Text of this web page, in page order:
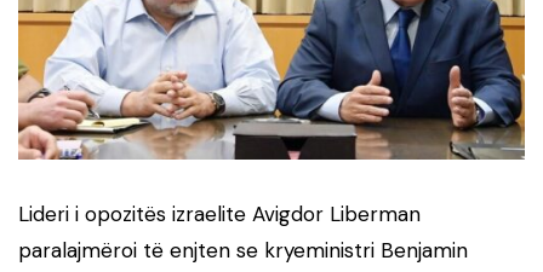
Lideri i opozitës izraelite Avigdor Liberman
paralajmëroi të enjten se kryeministri Benjamin